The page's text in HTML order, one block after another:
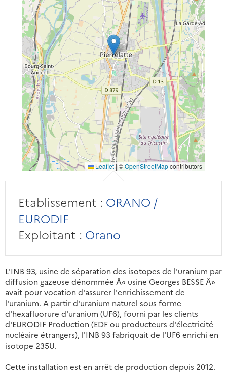
Leaflet | ©OpenStreetMapcontributors
Etablissement : ORANO /
EURODIF
Exploitant : Orano
L'INB 93, usine de séparation des isotopes de l'uranium par
diffusion gazeuse dénommée Â« usine Georges BESSE Â»
avait pour vocation d'assurer l'enrichissement de
l'uranium. A partir d'uranium naturel sous forme
d'hexafluorure d'uranium (UF6), fourni par les clients
d'EURODIF Production (EDF ou producteurs d'électricité
nucléaire étrangers), l'INB 93 fabriquait de l'UF6 enrichi en
isotope 235U.
Cette installation est en arrêt de production depuis 2012.